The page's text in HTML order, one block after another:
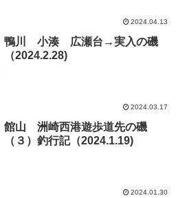
2024.04.13
鴨川 小湊 広瀬台→実入の磯
（2024.2.28)
2024.03.17
館山 洲崎西港遊歩道先の磯
（３）釣行記（2024.1.19)
2024.01.30